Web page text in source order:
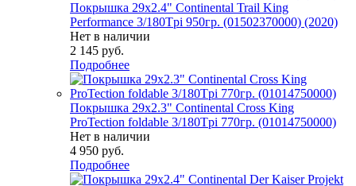
Покрышка 29x2.4" Continental Trail King
Performance 3/180Tpi 950гр. (01502370000) (2020)
Нет в наличии
2 145 руб.
Подробнее
Покрышка 29x2.3" Continental Cross King
ProTection foldable 3/180Tpi 770гр. (01014750000)
Нет в наличии
4 950 руб.
Подробнее